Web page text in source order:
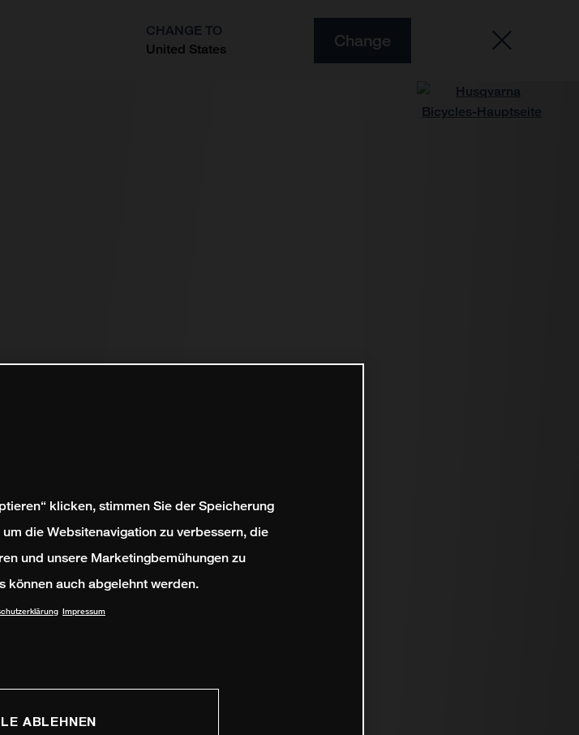
CHANGE TO
United States
Change
klicken, stimmen Sie der Speicherung
die Websitenavigation zu verbessern, die
und unsere Marketingbemühungen zu
können auch abgelehnt werden.
Impressum
ABLEHNEN